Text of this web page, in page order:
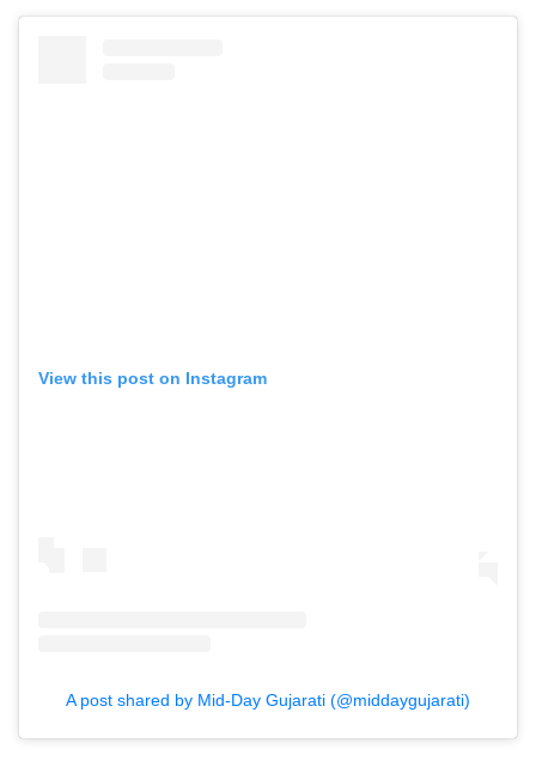
View this post on Instagram
A post shared by Mid-Day Gujarati (@middaygujarati)